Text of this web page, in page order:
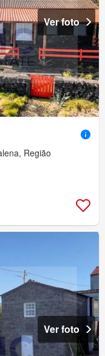
Ver foto
Região
Ver foto